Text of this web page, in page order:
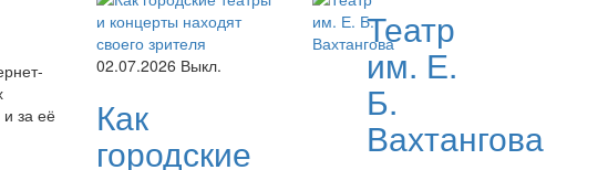
за её
02.07.2026 Выкл.
Как
городские
Театр
им. Е.
Б.
Вахтангова